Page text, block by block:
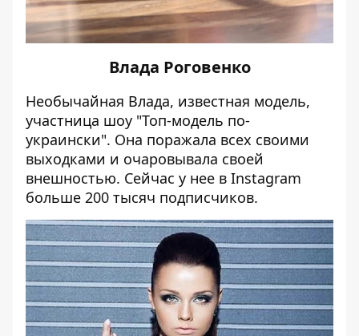
Влада Роговенко
Необычайная Влада, известная модель,
участница шоу "Топ-модель по-
украински". Она поражала всех своими
выходками и очаровывала своей
внешностью. Сейчас у нее в Instagram
больше 200 тысяч подписчиков.